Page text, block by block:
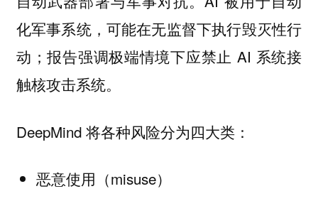
化军事系统，可能在无监督下执行毁灭性行
动；报告强调极端情境下应禁止 AI 系统接
触核攻击系统。
DeepMind 将各种风险分为四大类：
恶意使用（misuse）